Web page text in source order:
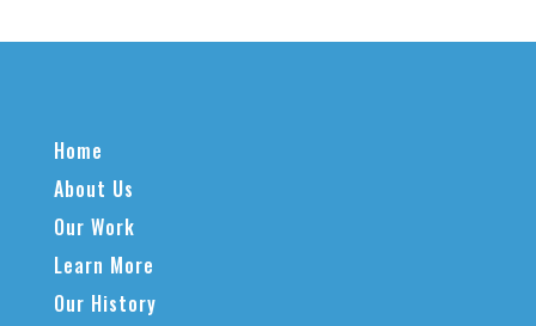
Home
About Us
Our Work
Learn More
Our History